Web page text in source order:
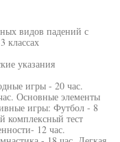
видов падений с
классах
указания
игры - 20 час.
Основные элементы
игры: Футбол - 8
комплексный тест
12 час.